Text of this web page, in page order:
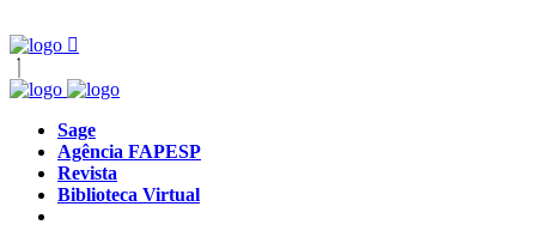
Sage
Agência FAPESP
Revista
Biblioteca Virtual